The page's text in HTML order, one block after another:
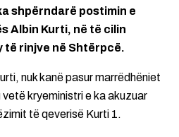
shpërndarë postimin e
Albin Kurti, në të cilin
të rinjve në Shtërpcë.
nuk kanë pasur marrëdhëniet
kryeministri e ka akuzuar
të qeverisë Kurti 1.